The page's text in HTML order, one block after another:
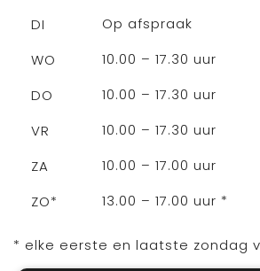
DI
Op afspraak
WO
10.00 – 17.30 uur
DO
10.00 – 17.30 uur
VR
10.00 – 17.30 uur
ZA
10.00 – 17.00 uur
ZO*
13.00 – 17.00 uur *
* elke eerste en laatste zondag